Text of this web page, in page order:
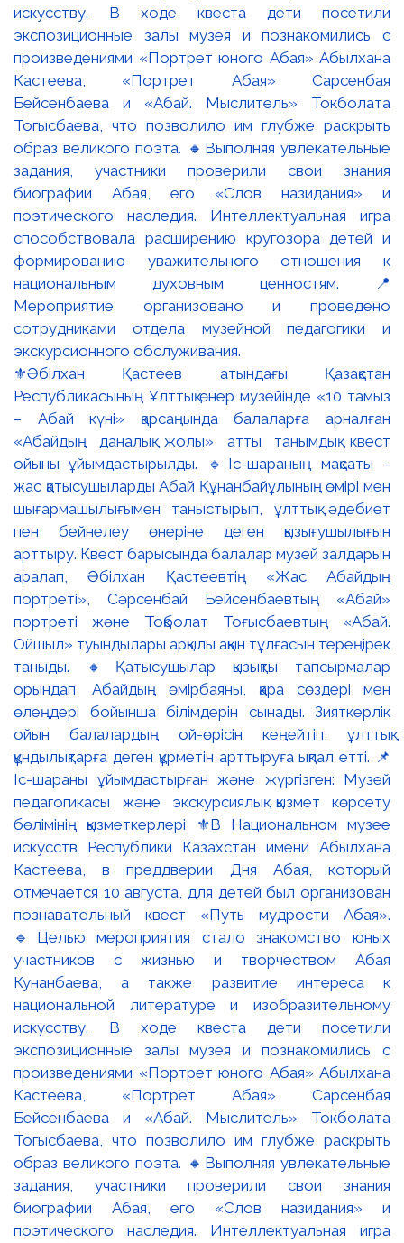
⚜️Әбілхан Қастеев атындағы Қазақстан
Республикасының Ұлттық өнер музейінде «10 тамыз
– Абай күні» қарсаңында балаларға арналған
«Абайдың даналық жолы» атты танымдық квест
ойыны ұйымдастырылды. 🔹Іс-шараның мақсаты –
жас қатысушыларды Абай Құнанбайұлының өмірі мен
шығармашылығымен таныстырып, ұлттық әдебиет
пен бейнелеу өнеріне деген қызығушылығын
арттыру. Квест барысында балалар музей залдарын
аралап, Әбілхан Қастеевтің «Жас Абайдың
портреті», Сәрсенбай Бейсенбаевтың «Абай»
портреті және Тоқболат Тоғысбаевтың «Абай.
Ойшыл» туындылары арқылы ақын тұлғасын тереңірек
таныды. 🔸Қатысушылар қызықты тапсырмалар
орындап, Абайдың өмірбаяны, қара сөздері мен
өлеңдері бойынша білімдерін сынады. Зияткерлік
ойын балалардың ой-өрісін кеңейтіп, ұлттық
құндылықтарға деген құрметін арттыруға ықпал етті. 📌
Іс-шараны ұйымдастырған және жүргізген: Музей
педагогикасы және экскурсиялық қызмет көрсету
бөлімінің қызметкерлері ⚜️В Национальном музее
искусств Республики Казахстан имени Абылхана
Кастеева, в преддверии Дня Абая, который
отмечается 10 августа, для детей был организован
познавательный квест «Путь мудрости Абая».
🔹Целью мероприятия стало знакомство юных
участников с жизнью и творчеством Абая
Кунанбаева, а также развитие интереса к
национальной литературе и изобразительному
искусству. В ходе квеста дети посетили
экспозиционные залы музея и познакомились с
произведениями «Портрет юного Абая» Абылхана
Кастеева, «Портрет Абая» Сарсенбая
Бейсенбаева и «Абай. Мыслитель» Токболата
Тогысбаева, что позволило им глубже раскрыть
образ великого поэта. 🔸Выполняя увлекательные
задания, участники проверили свои знания
биографии Абая, его «Слов назидания» и
поэтического наследия. Интеллектуальная игра